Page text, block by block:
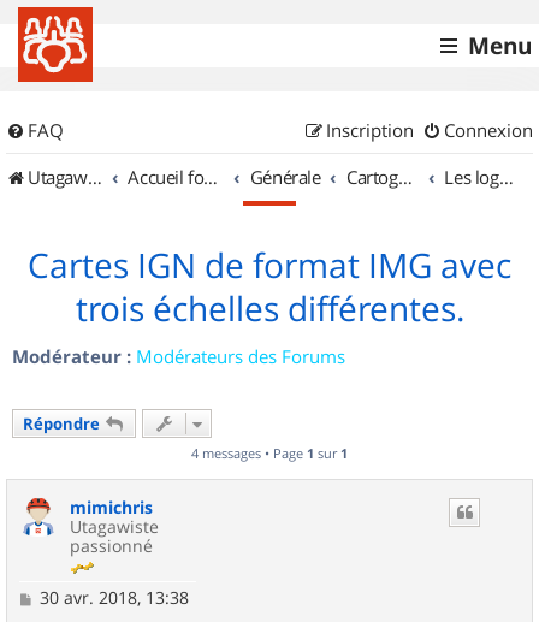
Menu
FAQ Connexion
Inscription
UtagawaVTT (Randos VTT et VTTAE avec traces GPS)
Accueil forum Générale Cartographie et GPS Les logiciels
Cartes IGN de format IMG avec
trois échelles différentes.
Modérateur : Modérateurs des Forums
Répondre
4 messages • Page 1 sur 1
mimichris
Utagawiste
passionné
M
30 avr. 2018, 13:38